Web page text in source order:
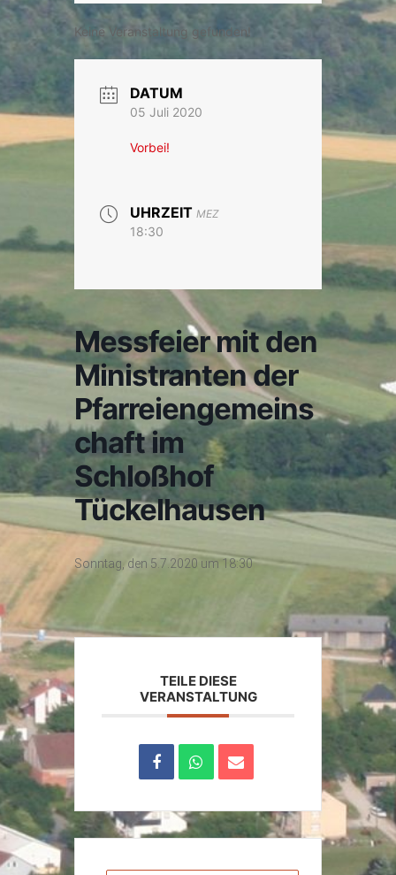
Keine Veranstaltung gefunden!
DATUM
05 Juli 2020
Vorbei!
UHRZEIT MEZ
18:30
Messfeier mit den
Ministranten der
Pfarreiengemeins
chaft im
Schloßhof
Tückelhausen
Sonntag, den 5.7.2020 um 18:30
TEILE DIESE
VERANSTALTUNG